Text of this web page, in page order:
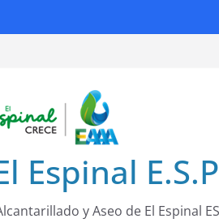
Espinal E.S.P
y Aseo de El Espinal